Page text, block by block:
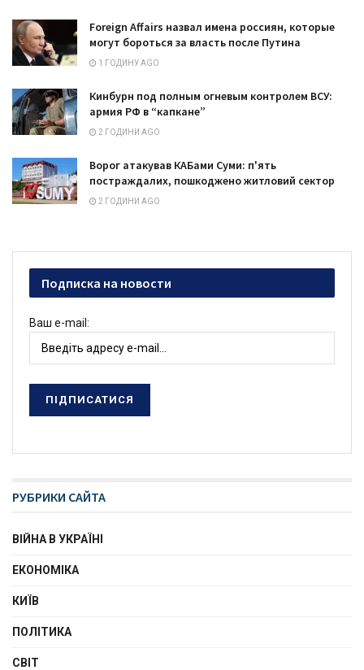
Foreign Affairs назвал имена россиян, которые
могут бороться за власть после Путина
1 ГОДИНУ AGO
Кинбурн под полным огневым контролем ВСУ:
армия РФ в “капкане”
2 ГОДИНИ AGO
Ворог атакував КАБами Суми: п'ять
постраждалих, пошкоджено житловий сектор
2 ГОДИНИ AGO
Подписка на новости
Ваш e-mail:
РУБРИКИ САЙТА
ВІЙНА В УКРАЇНІ
ЕКОНОМІКА
КИЇВ
ПОЛІТИКА
СВІТ